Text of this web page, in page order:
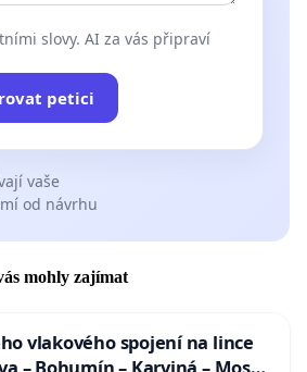
slovy. AI za vás připraví
petici
vaše
od návrhu
mohly zajímat
vlakového spojení na lince